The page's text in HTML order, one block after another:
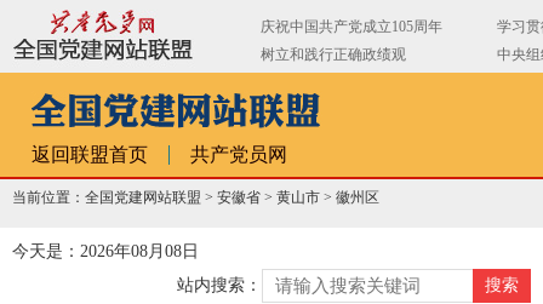
返回联盟首页 共产党员网
当前位置：全国党建网站联盟 > 安徽省 > 黄山市 > 徽州区
今天是：2026年08月08日
站内搜索：